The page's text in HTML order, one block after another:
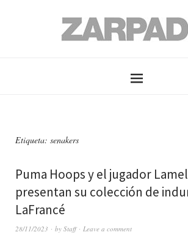
Etiqueta: senakers
Puma Hoops y el jugador
presentan su colección de
LaFrancé
28/11/2023 by Staff Leave a comment